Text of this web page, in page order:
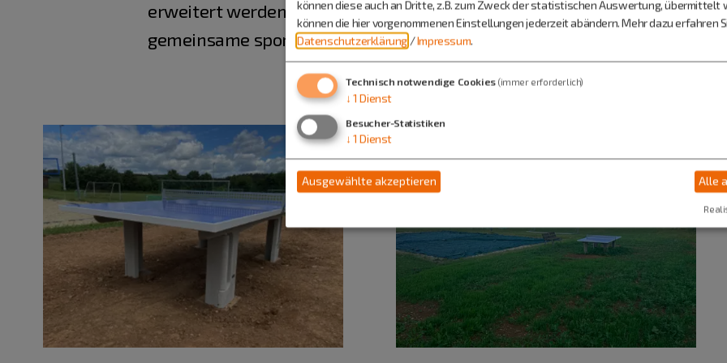
erweitert werden. Das Vorhaben unterstützt das Zusammenkommen
gemeinsame sportliche Aktivitäten.
können diese auch an Dritte, z.B. zum Zweck der statistischen Auswertung, übermittelt
können die hier vorgenommenen Einstellungen jederzeit abändern. Mehr dazu erfahren
Datenschutzerklärung /Impressum.
Technisch notwendige Cookies (immer erforderlich)
↓ 1 Dienst
Besucher-Statistiken
↓ 1 Dienst
Ausgewählte akzeptieren Alle